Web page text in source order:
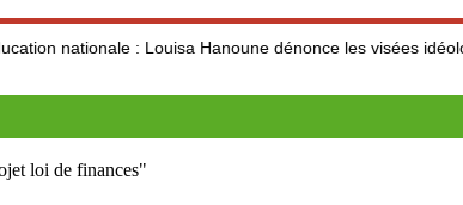
: Louisa Hanoune dénonce les visées idéologiques au
loi de finances"